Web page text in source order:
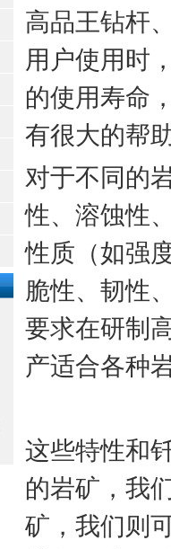
高品王钻杆
用户使用时
的使用寿命
有很大的帮
对于不同的
性、溶蚀性
性质（如强
脆性、韧性
要求在研制
产适合各种
这些特性和
的岩矿，我
矿，我们则